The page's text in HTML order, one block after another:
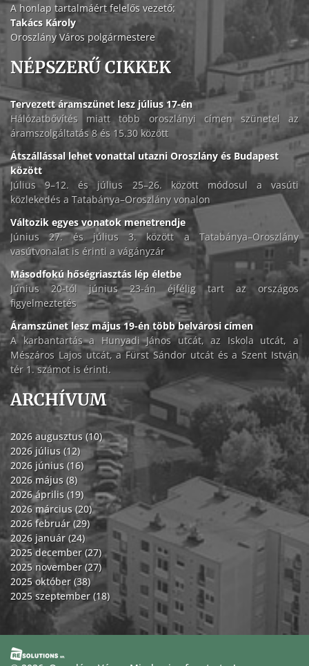
A honlap tartalmáért felelős vezető:
Takács Károly
Oroszlány Város polgármestere
NÉPSZERŰ CIKKEK
Tervezett áramszünet lesz július 17-én
Hálózatbővítés miatt több oroszlányi címen szünetel az
áramszolgáltatás 8 és 15.30 között
Átszállással lehet vonattal utazni Oroszlány és Budapest
között
Július 9–12. és július 25–26. között módosul a vasúti
közlekedés a Tatabánya–Oroszlány vonalon
Változik egyes vonatok menetrendje
Június 27. és július 3. között a Tatabánya–Oroszlány
vasútvonalat is érinti a vágányzár
Másodfokú hőségriasztás lép életbe
Június 20-tól június 23-án éjfélig tart az országos
figyelmeztetés
Áramszünet lesz május 19-én több belvárosi címen
A karbantartás a Hunyadi János utcát, az Iskola utcát, a
Mészáros Lajos utcát, a Fürst Sándor utcát és a Szent István
tér 1. számot is érinti.
ARCHÍVUM
2026 augusztus (10)
2026 július (12)
2026 június (16)
2026 május (8)
2026 április (19)
2026 március (20)
2026 február (29)
2026 január (24)
2025 december (27)
2025 november (27)
2025 október (38)
2025 szeptember (18)